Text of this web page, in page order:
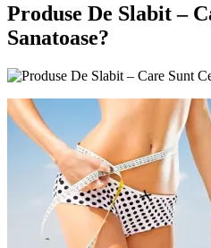
Produse De Slabit –
Sanatoase?